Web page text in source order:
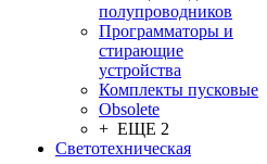
полупроводников
Программаторы и
стирающие
устройства
Комплекты пусковые
Obsolete
+ ЕЩЕ 2
Светотехническая